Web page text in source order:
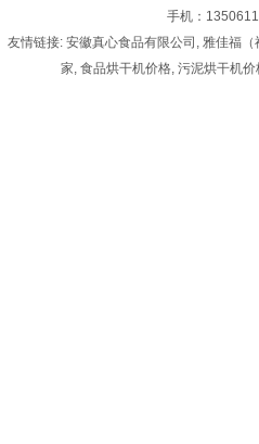
手机：
友情链接: 安徽真心食品有限公司 , 雅佳福（
家, 食品烘干机价格, 污泥烘干机价